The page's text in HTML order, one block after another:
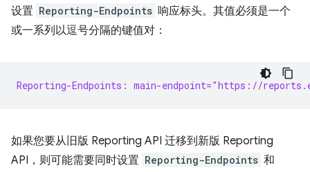
设置 Reporting-Endpoints 响应标头。其值必须是一个
或一系列以逗号分隔的键值对：
Reporting-Endpoints: main-endpoint="https://
如果您要从旧版 Reporting API 迁移到新版 Reporting
API，则可能需要同时设置 Reporting-Endpoints 和